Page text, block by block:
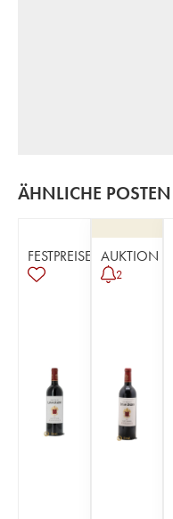
ÄHNLICHE POSTEN
FESTPREISE AUKTION
2